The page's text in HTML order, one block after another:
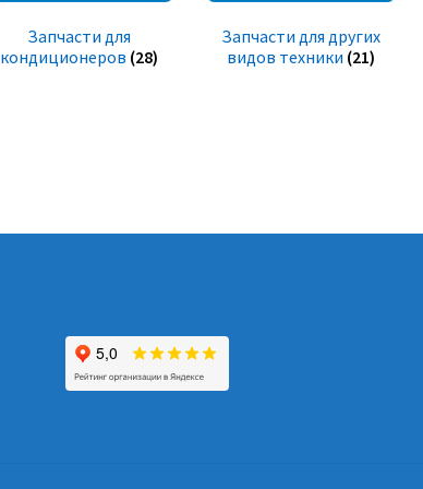
Запчасти для
кондиционеров (28)
Запчасти для других
видов техники (21)